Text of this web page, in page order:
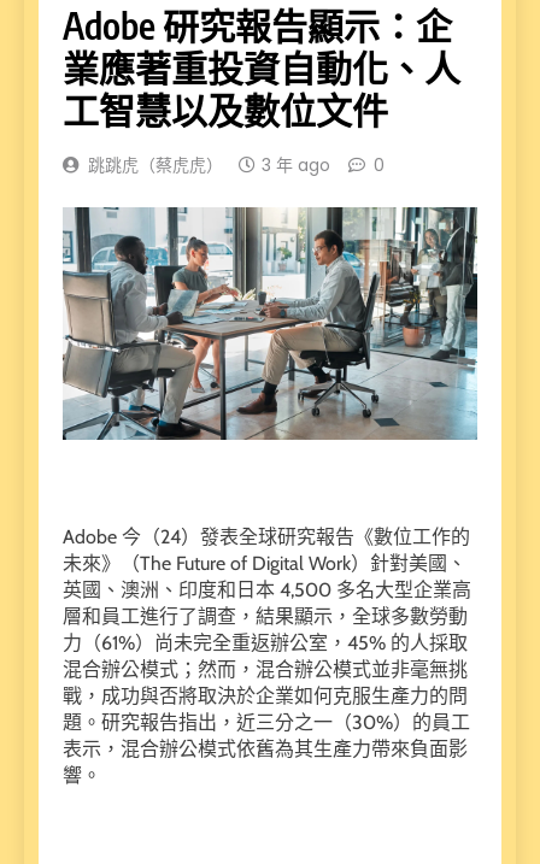
Adobe 研究報告顯示：企
業應著重投資自動化、人
工智慧以及數位文件
跳跳虎（蔡虎虎） 3 年 ago 0
Adobe 今（24）發表全球研究報告《數位工作的
未來》（The Future of Digital Work）針對美國、
英國、澳洲、印度和日本 4,500 多名大型企業高
層和員工進行了調查，結果顯示，全球多數勞動
力（61%）尚未完全重返辦公室，45% 的人採取
混合辦公模式；然而，混合辦公模式並非毫無挑
戰，成功與否將取決於企業如何克服生產力的問
題。研究報告指出，近三分之一（30%）的員工
表示，混合辦公模式依舊為其生產力帶來負面影
響。